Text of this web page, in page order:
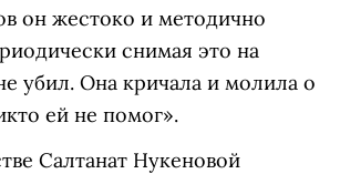
он жестоко и методично
снимая это на
убил. Она кричала и молила о
ей не помог».
Салтанат Нукеновой